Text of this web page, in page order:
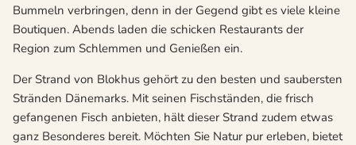
Bummeln verbringen, denn in der Gegend gibt es viele kleine
Boutiquen. Abends laden die schicken Restaurants der
Region zum Schlemmen und Genießen ein.
Der Strand von Blokhus gehört zu den besten und saubersten
Stränden Dänemarks. Mit seinen Fischständen, die frisch
gefangenen Fisch anbieten, hält dieser Strand zudem etwas
ganz Besonderes bereit. Möchten Sie Natur pur erleben, bietet